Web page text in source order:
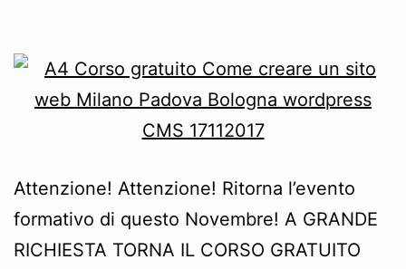
Attenzione! Attenzione! Ritorna l’evento
formativo di questo Novembre! A GRANDE
RICHIESTA TORNA IL CORSO GRATUITO